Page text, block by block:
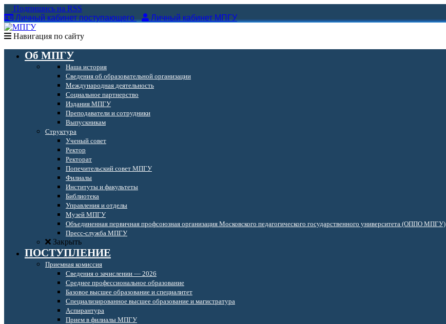
Подпишись на RSS
Личный кабинет поступающего
Личный кабинет МПГУ
Навигация по сайту
Об МПГУ
Наша история
Сведения об образовательной организации
Международная деятельность
Социальное партнерство
Издания МПГУ
Преподаватели и сотрудники
Выпускникам
Структура
Ученый совет
Ректор
Ректорат
Попечительский совет МПГУ
Филиалы
Институты и факультеты
Библиотека
Управления и отделы
Музей МПГУ
Объединенная первичная профсоюзная организация Московского педагогического государственного университета (ОППО МПГУ)
Пресс-служба МПГУ
Закрыть
ПОСТУПЛЕНИЕ
Приемная комиссия
Сведения о зачислении — 2026
Среднее профессиональное образование
Базовое высшее образование и специалитет
Специализированное высшее образование и магистратура
Аспирантура
Прием в филиалы МПГУ